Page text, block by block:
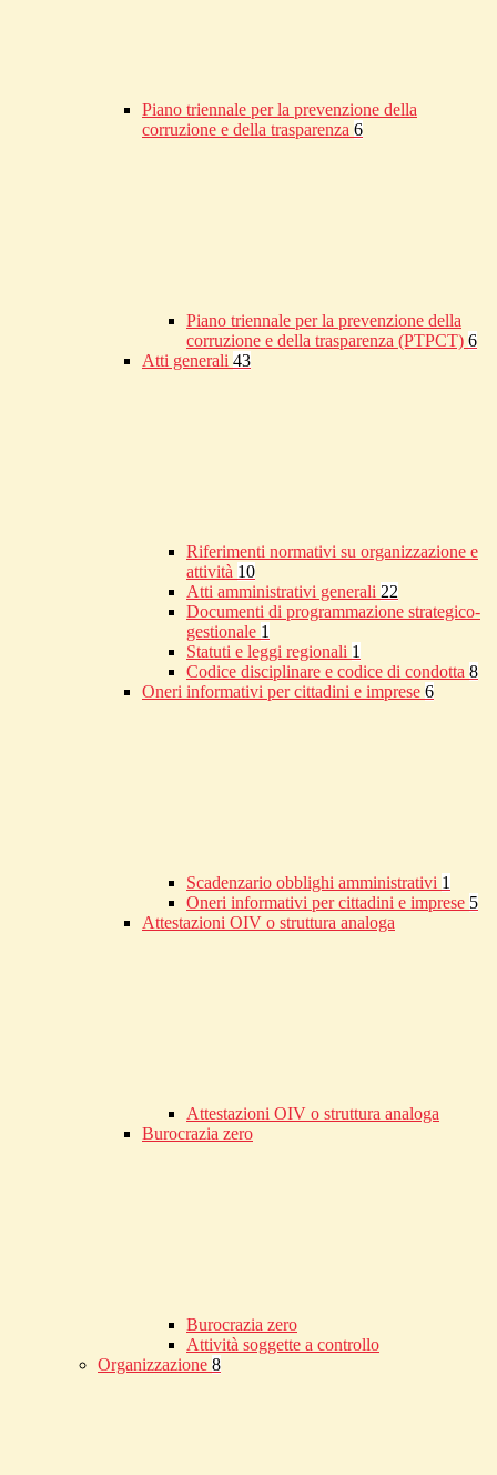
Piano triennale per la prevenzione della
corruzione e della trasparenza 6
Piano triennale per la prevenzione della
corruzione e della trasparenza (PTPCT) 6
Atti generali 43
Riferimenti normativi su organizzazione e
attività 10
Atti amministrativi generali 22
Documenti di programmazione strategico-
gestionale 1
Statuti e leggi regionali 1
Codice disciplinare e codice di condotta 8
Oneri informativi per cittadini e imprese 6
Scadenzario obblighi amministrativi 1
Oneri informativi per cittadini e imprese 5
Attestazioni OIV o struttura analoga
Attestazioni OIV o struttura analoga
Burocrazia zero
Burocrazia zero
Attività soggette a controllo
Organizzazione 8